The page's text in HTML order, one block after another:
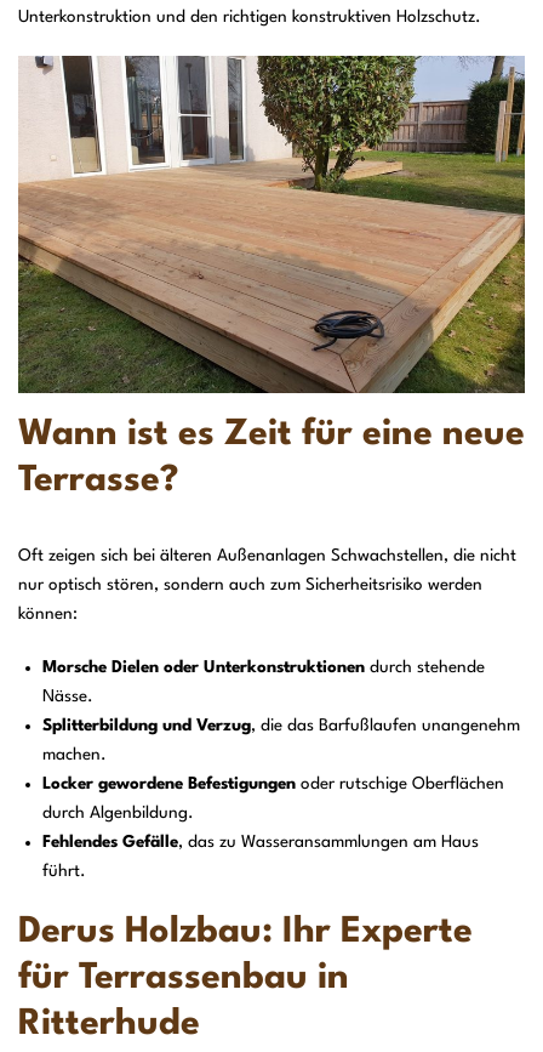
Unterkonstruktion und den richtigen konstruktiven Holzschutz.
Wann ist es Zeit für eine neue
Terrasse?
Oft zeigen sich bei älteren Außenanlagen Schwachstellen, die nicht
nur optisch stören, sondern auch zum Sicherheitsrisiko werden
können:
Morsche Dielen oder Unterkonstruktionen durch stehende
Nässe.
Splitterbildung und Verzug, die das Barfußlaufen unangenehm
machen.
Locker gewordene Befestigungen oder rutschige Oberflächen
durch Algenbildung.
Fehlendes Gefälle, das zu Wasseransammlungen am Haus
führt.
Derus Holzbau: Ihr Experte
für Terrassenbau in
Ritterhude